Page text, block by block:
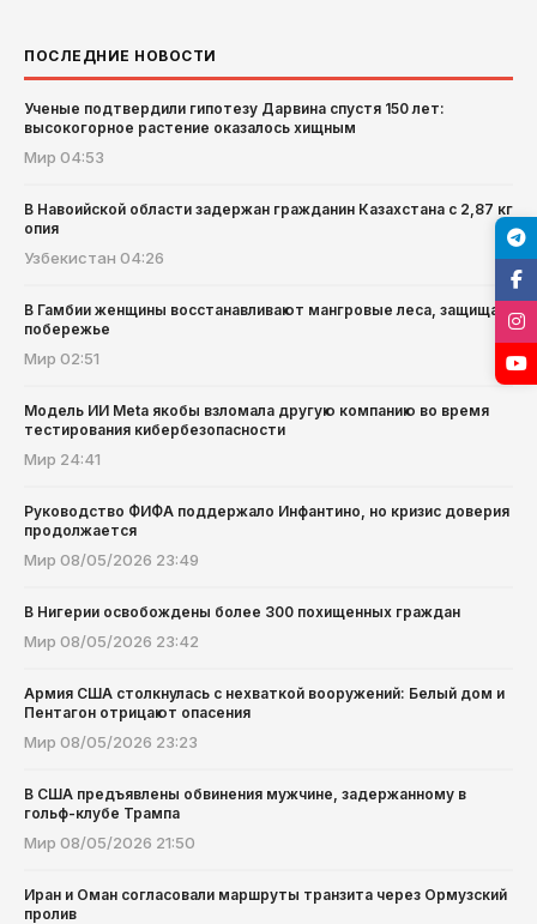
ПОСЛЕДНИЕ НОВОСТИ
Ученые подтвердили гипотезу Дарвина спустя 150 лет:
высокогорное растение оказалось хищным
Мир 04:53
В Навоийской области задержан гражданин Казахстана с 2,87 кг
опия
Узбекистан 04:26
В Гамбии женщины восстанавливают мангровые леса, защищая
побережье
Мир 02:51
Модель ИИ Meta якобы взломала другую компанию во время
тестирования кибербезопасности
Мир 24:41
Руководство ФИФА поддержало Инфантино, но кризис доверия
продолжается
Мир 08/05/2026 23:49
В Нигерии освобождены более 300 похищенных граждан
Мир 08/05/2026 23:42
Армия США столкнулась с нехваткой вооружений: Белый дом и
Пентагон отрицают опасения
Мир 08/05/2026 23:23
В США предъявлены обвинения мужчине, задержанному в
гольф-клубе Трампа
Мир 08/05/2026 21:50
Иран и Оман согласовали маршруты транзита через Ормузский
пролив